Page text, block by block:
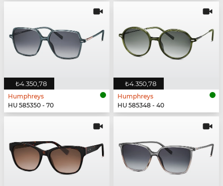
₺4.350,78
Humphreys
HU 585350 - 70
₺4.350,78
Humphreys
HU 585348 - 40